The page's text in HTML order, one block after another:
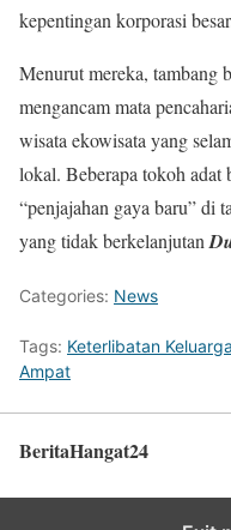
kepentingan korporasi
Menurut mereka, tambang
mengancam mata
wisata ekowisata yang
lokal. Beberapa tokoh adat
“penjajahan gaya baru” di
yang tidak berkelanjutan
Categories: News
Tags: Keterlibatan
Ampat
BeritaHangat24